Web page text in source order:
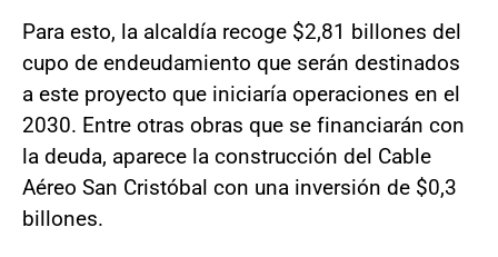
Para esto, la alcaldía recoge $2,81 billones del
cupo de endeudamiento que serán destinados
a este proyecto que iniciaría operaciones en el
2030. Entre otras obras que se financiarán con
la deuda, aparece la construcción del Cable
Aéreo San Cristóbal con una inversión de $0,3
billones.